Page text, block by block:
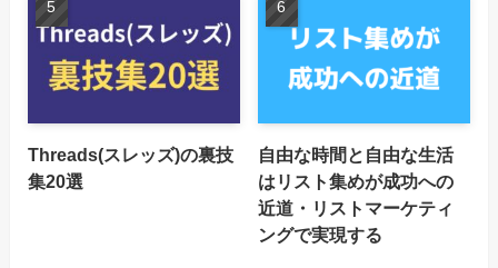
Threads(スレッズ)の裏技
集20選
自由な時間と自由な生活
はリスト集めが成功への
近道・リストマーケティ
ングで実現する